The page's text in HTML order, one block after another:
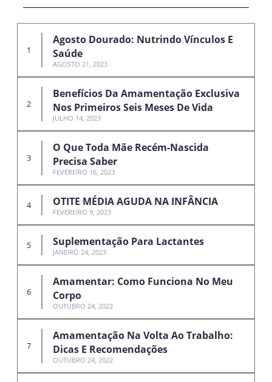
Agosto Dourado: Nutrindo Vínculos E
Saúde
AGOSTO 21, 2023
Benefícios Da Amamentação Exclusiva
Nos Primeiros Seis Meses De Vida
JULHO 14, 2023
O Que Toda Mãe Recém-Nascida
Precisa Saber
FEVEREIRO 16, 2023
OTITE MÉDIA AGUDA NA INFÂNCIA
FEVEREIRO 9, 2023
Suplementação Para Lactantes
JANEIRO 24, 2023
Amamentar: Como Funciona No Meu
Corpo
OUTUBRO 24, 2022
Amamentação Na Volta Ao Trabalho:
Dicas E Recomendações
OUTUBRO 24, 2022